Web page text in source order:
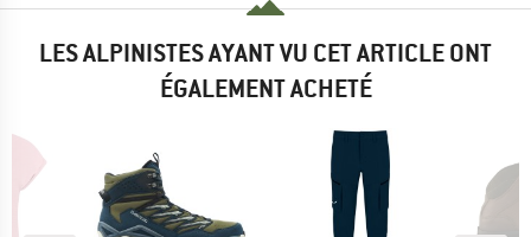
LES ALPINISTES AYANT VU CET ARTICLE ONT
ÉGALEMENT ACHETÉ